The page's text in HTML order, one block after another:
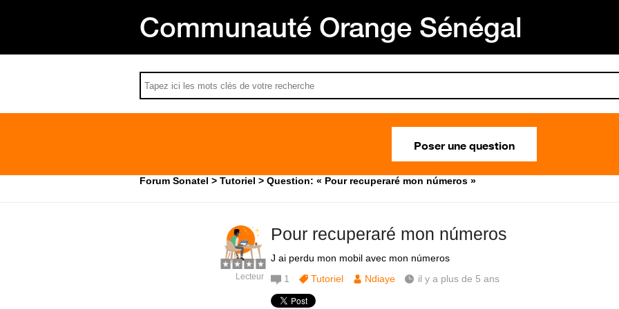
Communauté Orange Sénégal
Poser une question
Forum Sonatel Tutoriel Question: « Pour recuperaré mon números »
Pour recuperaré mon números
J ai perdu mon mobil avec mon números
Lecteur 1 Tutoriel Ndiaye il y a plus de 5 ans